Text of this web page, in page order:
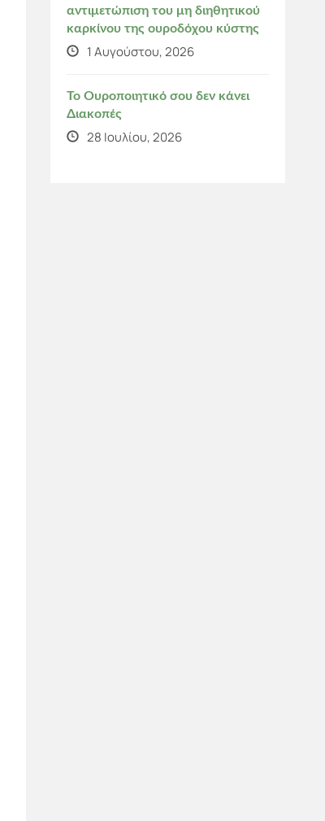
αντιμετώπιση του μη διηθητικού
καρκίνου της ουροδόχου κύστης
1 Αυγούστου, 2026
Το Ουροποιητικό σου δεν κάνει
Διακοπές
28 Ιουλίου, 2026